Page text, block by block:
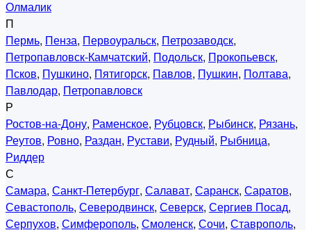
Олмалик
П
Пермь, Пенза, Первоуральск, Петрозаводск,
Петропавловск-Камчатский, Подольск, Прокопьевск,
Псков, Пушкино, Пятигорск, Павлов, Пушкин, Полтава,
Павлодар, Петропавловск
Р
Ростов-на-Дону, Раменское, Рубцовск, Рыбинск, Рязань,
Реутов, Ровно, Раздан, Рустави, Рудный, Рыбница,
Риддер
С
Самара, Санкт-Петербург, Салават, Саранск, Саратов,
Севастополь, Северодвинск, Северск, Сергиев Посад,
Серпухов, Симферополь, Смоленск, Сочи, Ставрополь,